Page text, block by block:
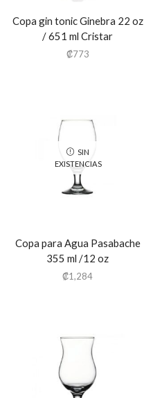
Copa gin tonic Ginebra 22 oz
/ 651 ml Cristar
₡773
SIN
EXISTENCIAS
Copa para Agua Pasabache
355 ml /12 oz
₡1,284